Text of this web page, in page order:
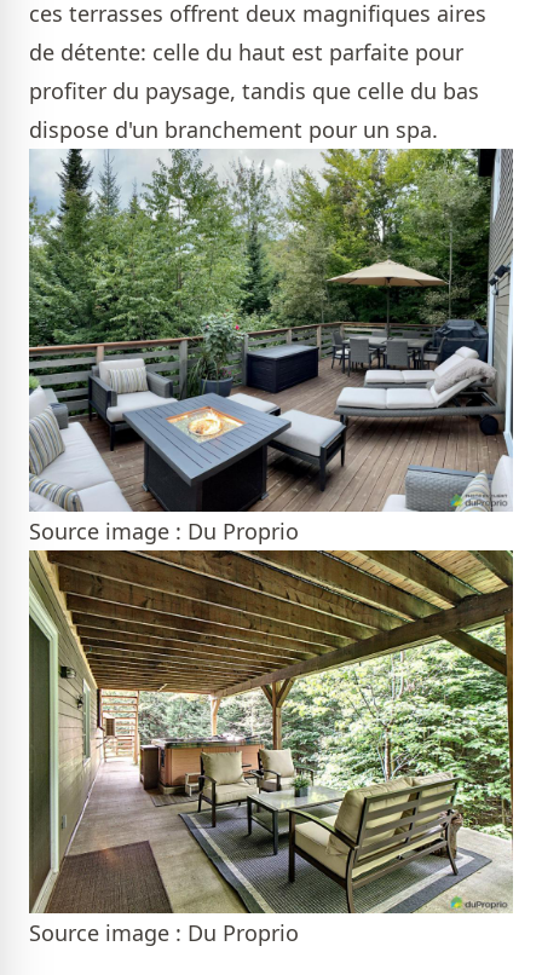
ces terrasses offrent deux magnifiques aires
de détente: celle du haut est parfaite pour
profiter du paysage, tandis que celle du bas
dispose d'un branchement pour un spa.
Source image : Du Proprio
Source image : Du Proprio